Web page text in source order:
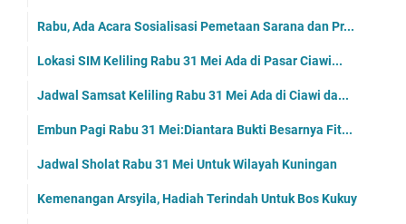
Rabu, Ada Acara Sosialisasi Pemetaan Sarana dan Pr...
Lokasi SIM Keliling Rabu 31 Mei Ada di Pasar Ciawi...
Jadwal Samsat Keliling Rabu 31 Mei Ada di Ciawi da...
Embun Pagi Rabu 31 Mei:Diantara Bukti Besarnya Fit...
Jadwal Sholat Rabu 31 Mei Untuk Wilayah Kuningan
Kemenangan Arsyila, Hadiah Terindah Untuk Bos Kukuy